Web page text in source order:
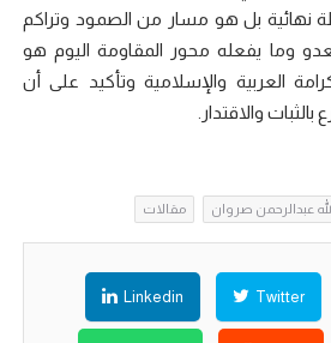
نهائية بل هو مسار من الصمود وتراكم
وما يفعله محور المقاومة اليوم هو
العربية والإسلامية وتأكيد على أن
والاقتدار.
عبدالرحمن صروان مقالات
Twitter
Linkedin